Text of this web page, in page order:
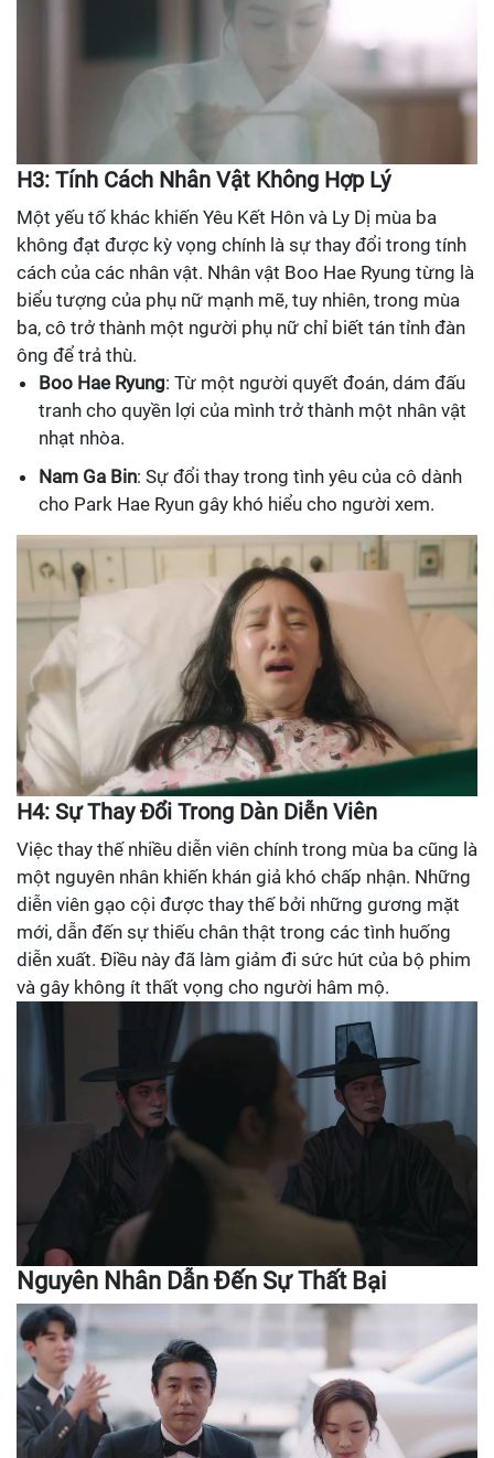
H3: Tính Cách Nhân Vật Không Hợp Lý
Một yếu tố khác khiến Yêu Kết Hôn và Ly Dị mùa ba
không đạt được kỳ vọng chính là sự thay đổi trong tính
cách của các nhân vật. Nhân vật Boo Hae Ryung từng là
biểu tượng của phụ nữ mạnh mẽ, tuy nhiên, trong mùa
ba, cô trở thành một người phụ nữ chỉ biết tán tỉnh đàn
ông để trả thù.
Boo Hae Ryung: Từ một người quyết đoán, dám đấu
tranh cho quyền lợi của mình trở thành một nhân vật
nhạt nhòa.
Nam Ga Bin: Sự đổi thay trong tình yêu của cô dành
cho Park Hae Ryun gây khó hiểu cho người xem.
H4: Sự Thay Đổi Trong Dàn Diễn Viên
Việc thay thế nhiều diễn viên chính trong mùa ba cũng là
một nguyên nhân khiến khán giả khó chấp nhận. Những
diễn viên gạo cội được thay thế bởi những gương mặt
mới, dẫn đến sự thiếu chân thật trong các tình huống
diễn xuất. Điều này đã làm giảm đi sức hút của bộ phim
và gây không ít thất vọng cho người hâm mộ.
Nguyên Nhân Dẫn Đến Sự Thất Bại